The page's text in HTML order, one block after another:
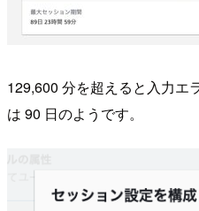
129,600 分を超えると入力エ
は 90 日のようです。